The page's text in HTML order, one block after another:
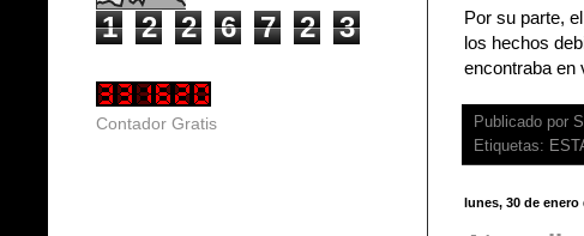
Por su parte,
los hechos
encontraba en
Publicado por
Etiquetas:
lunes, 30 de enero
1 2 2 6 7 2 3
Contador Gratis